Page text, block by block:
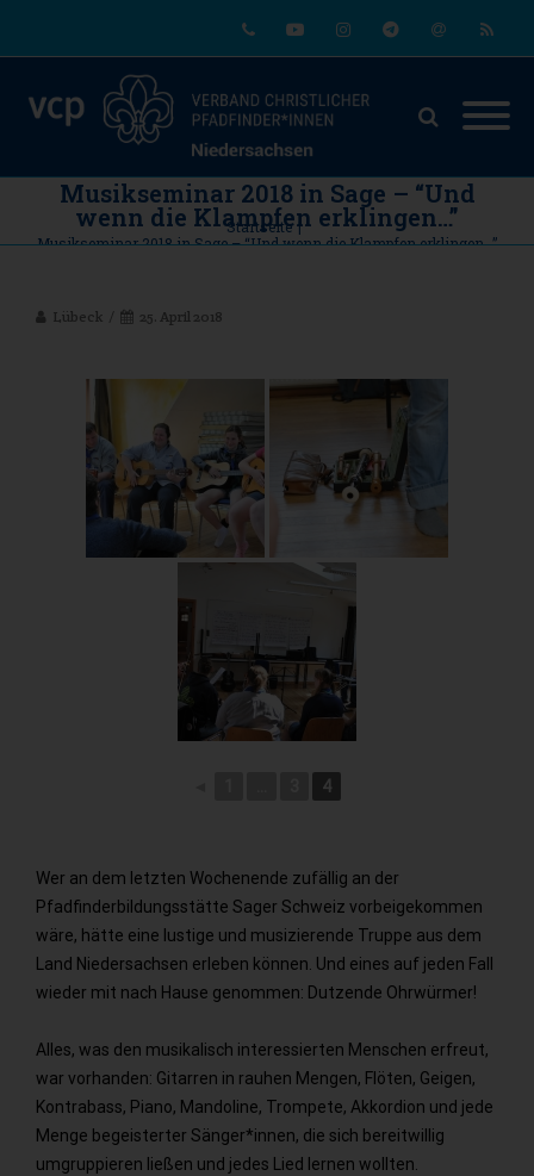
Musikseminar 2018 in Sage – “Und
wenn die Klampfen erklingen…”
Startseite |
Musikseminar 2018 in Sage – “Und wenn die Klampfen erklingen…”
Lübeck 25. April 2018
4
Wer an dem letzten Wochenende zufällig an der
Pfadfinderbildungsstätte Sager Schweiz vorbeigekommen
wäre, hätte eine lustige und musizierende Truppe aus dem
Land Niedersachsen erleben können. Und eines auf jeden Fall
wieder mit nach Hause genommen: Dutzende Ohrwürmer!
Alles, was den musikalisch interessierten Menschen erfreut,
war vorhanden: Gitarren in rauhen Mengen, Flöten, Geigen,
Kontrabass, Piano, Mandoline, Trompete, Akkordion und jede
Menge begeisterter Sänger*innen, die sich bereitwillig
umgruppieren ließen und jedes Lied lernen wollten.